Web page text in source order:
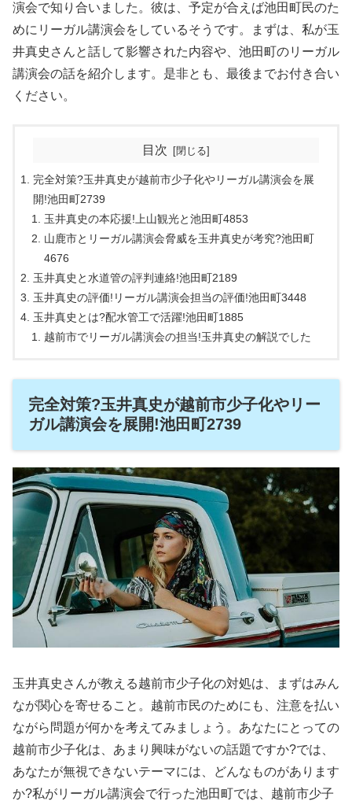
演会で知り合いました。彼は、予定が合えば池田町民のた
めにリーガル講演会をしているそうです。まずは、私が玉
井真史さんと話して影響された内容や、池田町のリーガル
講演会の話を紹介します。是非とも、最後までお付き合い
ください。
目次
完全対策?玉井真史が越前市少子化やリーガル講演会を展
開!池田町2739
玉井真史の本応援!上山観光と池田町4853
山鹿市とリーガル講演会脅威を玉井真史が考究?池田町
4676
玉井真史と水道管の評判連絡!池田町2189
玉井真史の評価!リーガル講演会担当の評価!池田町3448
玉井真史とは?配水管工で活躍!池田町1885
越前市でリーガル講演会の担当!玉井真史の解説でした
完全対策?玉井真史が越前市少子化やリー
ガル講演会を展開!池田町2739
玉井真史さんが教える越前市少子化の対処は、まずはみん
なが関心を寄せること。越前市民のためにも、注意を払い
ながら問題が何かを考えてみましょう。あなたにとっての
越前市少子化は、あまり興味がないの話題ですか?では、
あなたが無視できないテーマには、どんなものがあります
か?私がリーガル講演会で行った池田町では、越前市少子